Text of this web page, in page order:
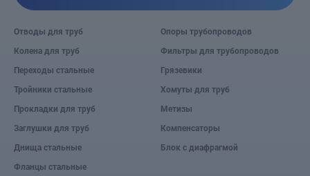
Отводы для труб
Колена для труб
Переходы стальные
Тройники стальные
Прокладки для труб
Заглушки для труб
Днища стальные
Фланцы стальные
Опоры трубопроводов
Фильтры для трубопроводов
Грязевики
Хомуты для труб
Метизы
Компенсаторы
Блок с диафрагмой